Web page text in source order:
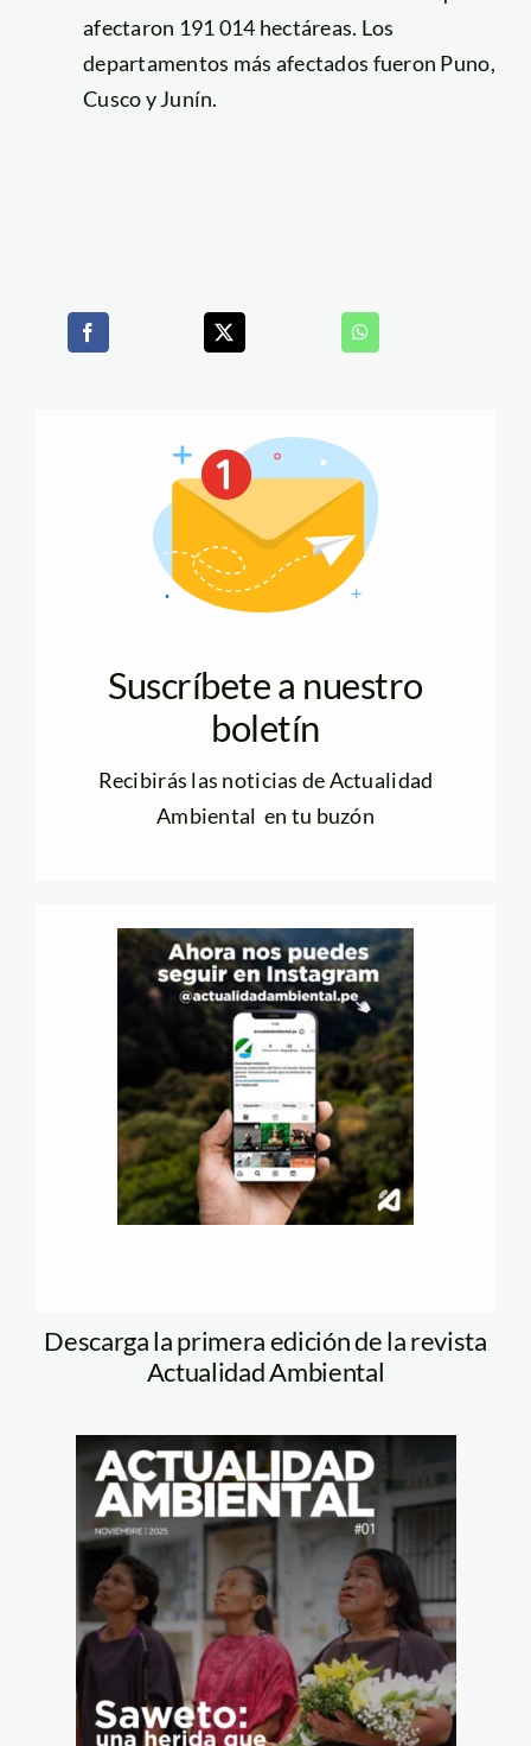
afectaron 191 014 hectáreas. Los
departamentos más afectados fueron Puno,
Cusco y Junín.
Suscríbete a nuestro
boletín
Recibirás las noticias de Actualidad
Ambiental en tu buzón
Descarga la primera edición de la revista
Actualidad Ambiental